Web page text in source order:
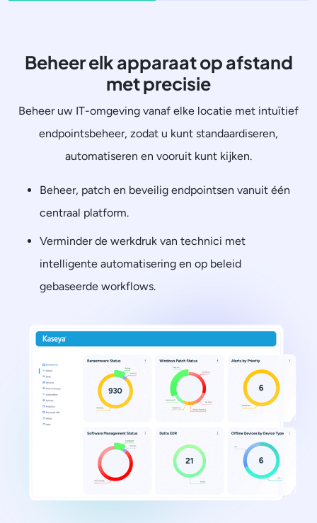
Beheer elk apparaat op afstand
met precisie
Beheer uw IT-omgeving vanaf elke locatie met intuïtief
endpointsbeheer, zodat u kunt standaardiseren,
automatiseren en vooruit kunt kijken.
Beheer, patch en beveilig endpointsen vanuit één
centraal platform.
Verminder de werkdruk van technici met
intelligente automatisering en op beleid
gebaseerde workflows.